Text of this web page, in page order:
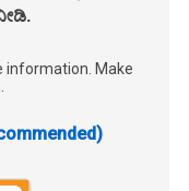
information. Make